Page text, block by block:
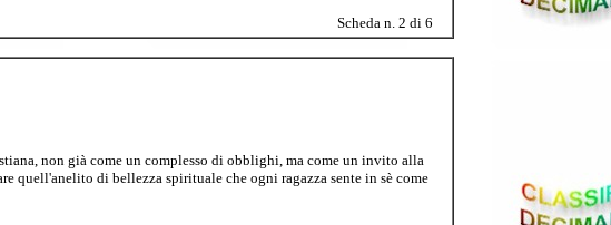
Scheda n. 2 di 6
non già come un complesso di obblighi, ma come un invito alla
quell'anelito di bellezza spirituale che ogni ragazza sente in sè come